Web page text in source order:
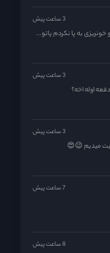
3 ساعت پیش
به پا نکردم پاتو...
3 ساعت پیش
اوله اخه؟
3 ساعت پیش
میدیم 😉😍
7 ساعت پیش
8 ساعت پیش